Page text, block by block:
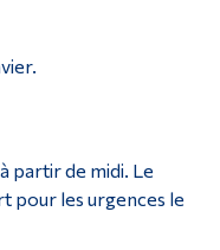
partir de midi. Le
pour les urgences le